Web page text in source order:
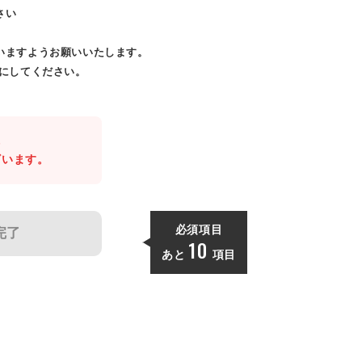
い
すようお願いいたします。
してください。
ます。
了 必須項目
あと 10 項目